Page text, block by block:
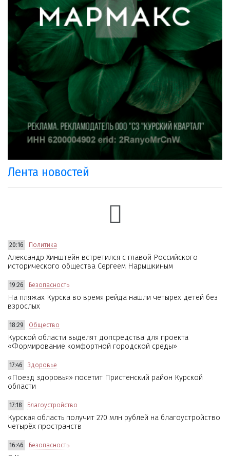
Лента новостей
20:16 Политика
Александр Хинштейн встретился с главой Российского
исторического общества Сергеем Нарышкиным
19:26 Безопасность
На пляжах Курска во время рейда нашли четырех детей без
взрослых
18:29 Общество
Курской области выделят допсредства для проекта
«Формирование комфортной городской среды»
17:46 Здоровье
«Поезд здоровья» посетит Пристенский район Курской
области
17:18 Благоустройство
Курская область получит 270 млн рублей на благоустройство
четырёх пространств
16:46 Безопасность